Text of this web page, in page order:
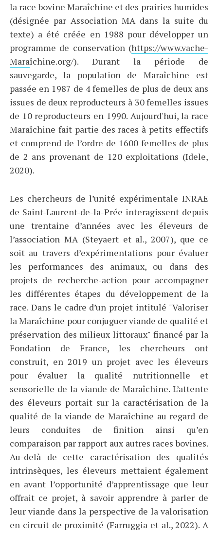
la race bovine Maraîchine et des prairies humides
(désignée par Association MA dans la suite du
texte) a été créée en 1988 pour développer un
programme de conservation (https://www.vache-
Maraîchine.org/). Durant la période de
sauvegarde, la population de Maraîchine est
passée en 1987 de 4 femelles de plus de deux ans
issues de deux reproducteurs à 30 femelles issues
de 10 reproducteurs en 1990. Aujourd'hui, la race
Maraîchine fait partie des races à petits effectifs
et comprend de l’ordre de 1600 femelles de plus
de 2 ans provenant de 120 exploitations (Idele,
2020).
Les chercheurs de l’unité expérimentale INRAE
de Saint-Laurent-de-la-Prée interagissent depuis
une trentaine d’années avec les éleveurs de
l’association MA (Steyaert et al., 2007), que ce
soit au travers d’expérimentations pour évaluer
les performances des animaux, ou dans des
projets de recherche-action pour accompagner
les différentes étapes du développement de la
race. Dans le cadre d’un projet intitulé "Valoriser
la Maraîchine pour conjuguer viande de qualité et
préservation des milieux littoraux" financé par la
Fondation de France, les chercheurs ont
construit, en 2019 un projet avec les éleveurs
pour évaluer la qualité nutritionnelle et
sensorielle de la viande de Maraîchine. L’attente
des éleveurs portait sur la caractérisation de la
qualité de la viande de Maraîchine au regard de
leurs conduites de finition ainsi qu’en
comparaison par rapport aux autres races bovines.
Au-delà de cette caractérisation des qualités
intrinsèques, les éleveurs mettaient également
en avant l’opportunité d’apprentissage que leur
offrait ce projet, à savoir apprendre à parler de
leur viande dans la perspective de la valorisation
en circuit de proximité (Farruggia et al., 2022). A